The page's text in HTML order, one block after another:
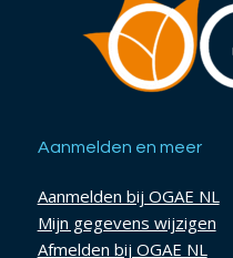
Aanmelden en meer
Aanmelden bij OGAE NL
Mijn gegevens wijzigen
Afmelden bij OGAE NL